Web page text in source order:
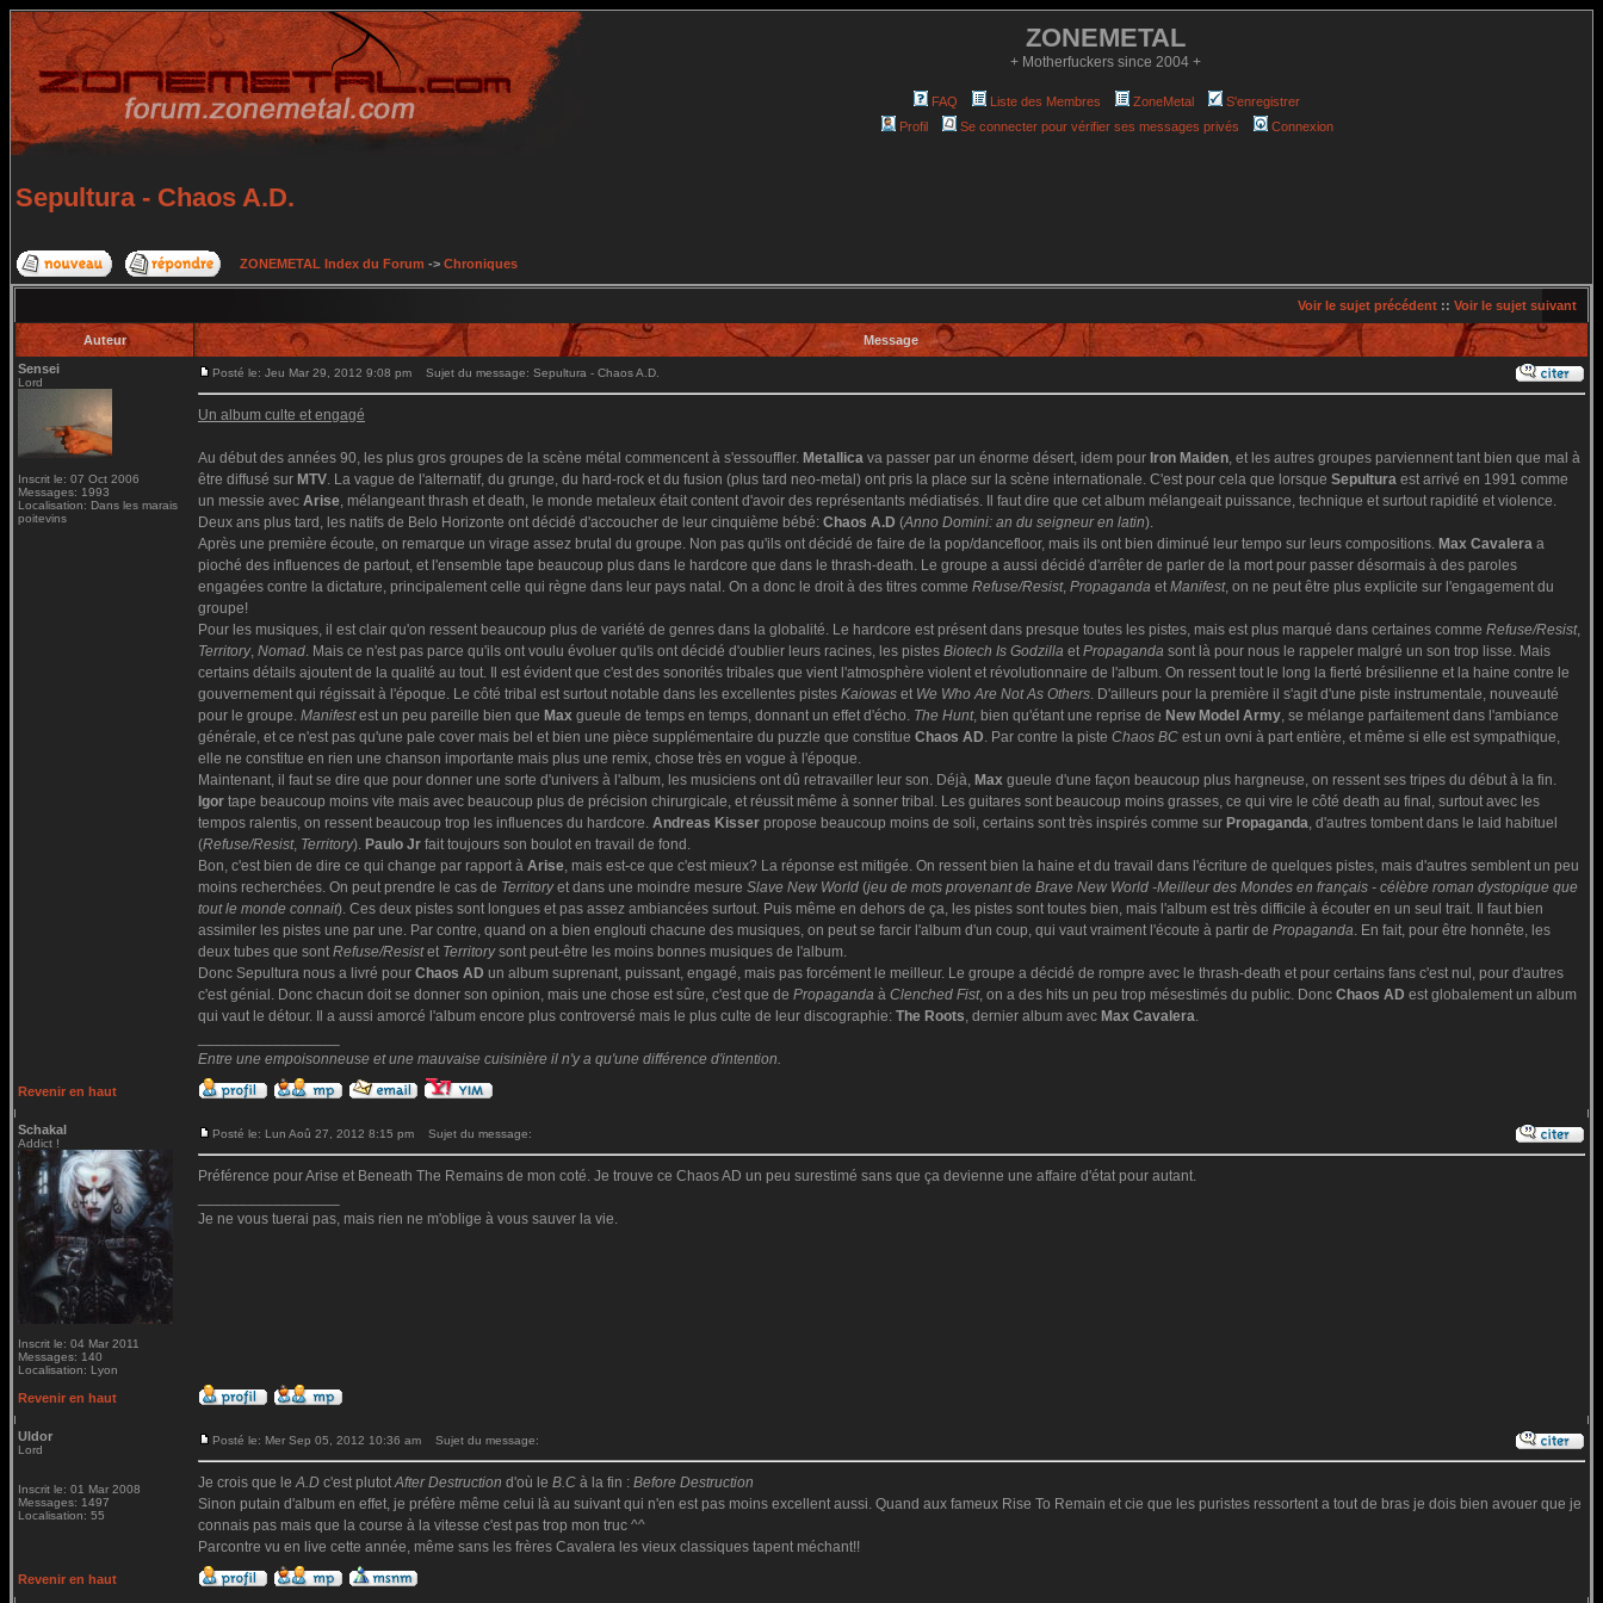
ZONEMETAL
+ Motherfuckers since 2004 +
FAQ Liste des Membres ZoneMetal
S'enregistrer
Profil
Se connecter pour vérifier ses messages privés Connexion
Sepultura - Chaos A.D.
ZONEMETAL Index du Forum -> Chroniques
Voir le sujet précédent :: Voir le sujet suivant
Auteur
Message
Sensei
Lord
Inscrit le: 07 Oct 2006
Messages: 1993
Localisation: Dans les marais
poitevins
Posté le: Jeu Mar 29, 2012 9:08 pm Sujet du message: Sepultura - Chaos A.D.
Un album culte et engagé
Au début des années 90, les plus gros groupes de la scène métal commencent à s'essouffler. Metallica va passer par un énorme désert, idem pour Iron Maiden, et les autres groupes parviennent tant bien que mal à
être diffusé sur MTV. La vague de l'alternatif, du grunge, du hard-rock et du fusion (plus tard neo-metal) ont pris la place sur la scène internationale. C'est pour cela que lorsque Sepultura est arrivé en 1991 comme
un messie avec Arise, mélangeant thrash et death, le monde metaleux était content d'avoir des représentants médiatisés. Il faut dire que cet album mélangeait puissance, technique et surtout rapidité et violence.
Deux ans plus tard, les natifs de Belo Horizonte ont décidé d'accoucher de leur cinquième bébé: Chaos A.D (Anno Domini: an du seigneur en latin).
Après une première écoute, on remarque un virage assez brutal du groupe. Non pas qu'ils ont décidé de faire de la pop/dancefloor, mais ils ont bien diminué leur tempo sur leurs compositions. Max Cavalera a
pioché des influences de partout, et l'ensemble tape beaucoup plus dans le hardcore que dans le thrash-death. Le groupe a aussi décidé d'arrêter de parler de la mort pour passer désormais à des paroles
engagées contre la dictature, principalement celle qui règne dans leur pays natal. On a donc le droit à des titres comme Refuse/Resist, Propaganda et Manifest, on ne peut être plus explicite sur l'engagement du
groupe!
Pour les musiques, il est clair qu'on ressent beaucoup plus de variété de genres dans la globalité. Le hardcore est présent dans presque toutes les pistes, mais est plus marqué dans certaines comme Refuse/Resist,
Territory, Nomad. Mais ce n'est pas parce qu'ils ont voulu évoluer qu'ils ont décidé d'oublier leurs racines, les pistes Biotech Is Godzilla et Propaganda sont là pour nous le rappeler malgré un son trop lisse. Mais
certains détails ajoutent de la qualité au tout. Il est évident que c'est des sonorités tribales que vient l'atmosphère violent et révolutionnaire de l'album. On ressent tout le long la fierté brésilienne et la haine contre le
gouvernement qui régissait à l'époque. Le côté tribal est surtout notable dans les excellentes pistes Kaiowas et We Who Are Not As Others. D'ailleurs pour la première il s'agit d'une piste instrumentale, nouveauté
pour le groupe. Manifestest un peu pareille bien que Max gueule de temps en temps, donnant un effet d'écho. The Hunt, bien qu'étant une reprise de New Model Army, se mélange parfaitement dans l'ambiance
générale, et ce n'est pas qu'une pale cover mais bel et bien une pièce supplémentaire du puzzle que constitue Chaos AD. Par contre la piste Chaos BC est un ovni à part entière, et même si elle est sympathique,
elle ne constitue en rien une chanson importante mais plus une remix, chose très en vogue à l'époque.
Maintenant, il faut se dire que pour donner une sorte d'univers à l'album, les musiciens ont dû retravailler leur son. Déjà, Max gueule d'une façon beaucoup plus hargneuse, on ressent ses tripes du début à la fin.
Igor tape beaucoup moins vite mais avec beaucoup plus de précision chirurgicale, et réussit même à sonner tribal. Les guitares sont beaucoup moins grasses, ce qui vire le côté death au final, surtout avec les
tempos ralentis, on ressent beaucoup trop les influences du hardcore. Andreas Kisser propose beaucoup moins de soli, certains sont très inspirés comme sur Propaganda, d'autres tombent dans le laid habituel
(Refuse/Resist, Territory). Paulo Jr fait toujours son boulot en travail de fond.
Bon, c'est bien de dire ce qui change par rapport à Arise, mais est-ce que c'est mieux? La réponse est mitigée. On ressent bien la haine et du travail dans l'écriture de quelques pistes, mais d'autres semblent un peu
moins recherchées. On peut prendre le cas de Territoryet dans une moindre mesure Slave New World (jeu de mots provenant de Brave New World -Meilleur des Mondes en français - célèbre roman dystopique que
tout le monde connait). Ces deux pistes sont longues et pas assez ambiancées surtout. Puis même en dehors de ça, les pistes sont toutes bien, mais l'album est très difficile à écouter en un seul trait. Il faut bien
assimiler les pistes une par une. Par contre, quand on a bien englouti chacune des musiques, on peut se farcir l'album d'un coup, qui vaut vraiment l'écoute à partir de Propaganda. En fait, pour être honnête, les
deux tubes que sont Refuse/Resistet Territorysont peut-être les moins bonnes musiques de l'album.
Donc Sepultura nous a livré pour Chaos AD un album suprenant, puissant, engagé, mais pas forcément le meilleur. Le groupe a décidé de rompre avec le thrash-death et pour certains fans c'est nul, pour d'autres
c'est génial. Donc chacun doit se donner son opinion, mais une chose est sûre, c'est que de Propaganda à Clenched Fist, on a des hits un peu trop mésestimés du public. Donc Chaos AD est globalement un album
qui vaut le détour. Il a aussi amorcé l'album encore plus controversé mais le plus culte de leur discographie: The Roots, dernier album avec Max Cavalera.
Entre une empoisonneuse et une mauvaise cuisinière il n'y a qu'une différence d'intention.
Revenir en haut
Schakal
Addict !
Inscrit le: 04 Mar 2011
Messages: 140
Localisation: Lyon
Posté le: Lun Aoû 27, 2012 8:15 pm Sujet du message:
Préférence pour Arise et Beneath The Remains de mon coté. Je trouve ce Chaos AD un peu surestimé sans que ça devienne une affaire d'état pour autant.
Je ne vous tuerai pas, mais rien ne m'oblige à vous sauver la vie.
Revenir en haut
Uldor
Lord
Inscrit le: 01 Mar 2008
Messages: 1497
Localisation: 55
Posté le: Mer Sep 05, 2012 10:36 am Sujet du message:
Je crois que leA.D c'est plutotAfter Destruction d'où le B.C à la fin : Before Destruction
Sinon putain d'album en effet, je préfère même celui là au suivant qui n'en est pas moins excellent aussi. Quand aux fameux Rise To Remain et cie que les puristes ressortent a tout de bras je dois bien avouer que je
connais pas mais que la course à la vitesse c'est pas trop mon truc ^^
Parcontre vu en live cette année, même sans les frères Cavalera les vieux classiques tapent méchant!!
Revenir en haut